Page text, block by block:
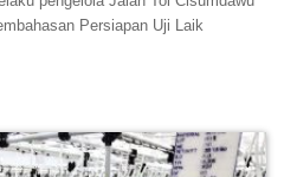
Persiapan Uji Laik